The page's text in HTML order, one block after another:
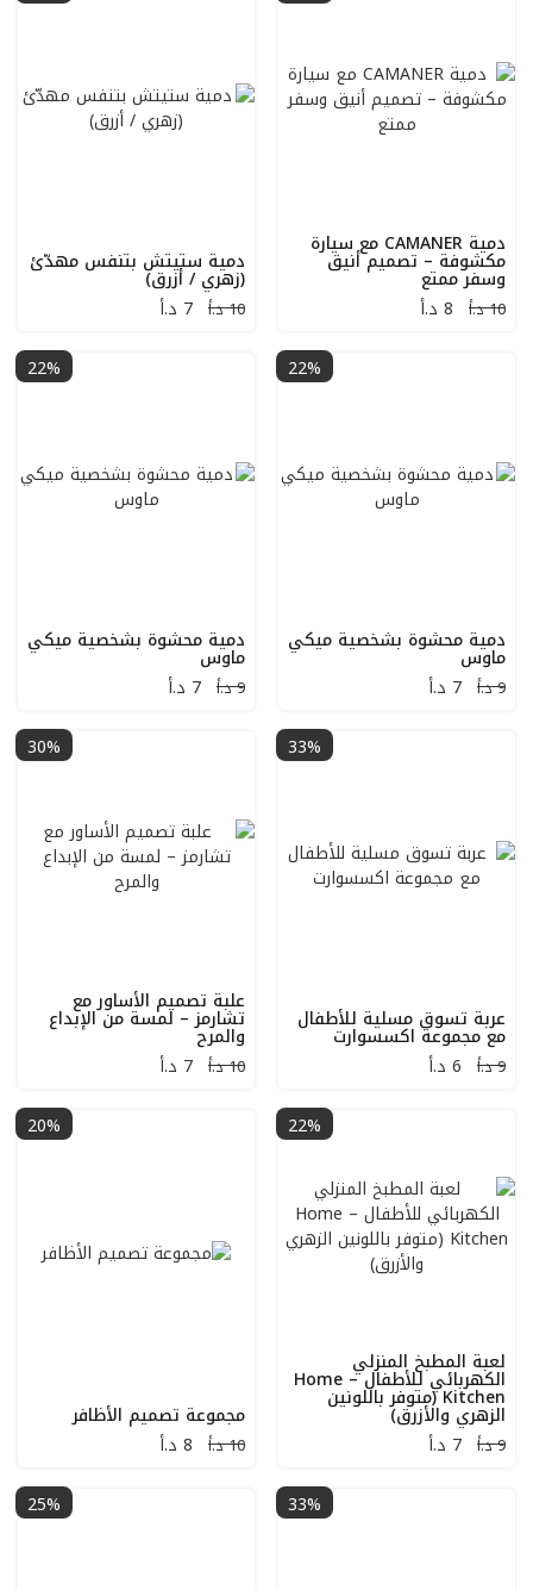
دمية CAMANER مع سيارة
مكشوفة – تصميم أنيق
وسفر ممتع
10 د.أ 8 د.أ
دمية ستيتش بتنفس مهدّئ
(زهري / أزرق)
10 د.أ 7 د.أ
22%
دمية محشوة بشخصية ميكي
ماوس
9 د.أ 7 د.أ
22%
دمية محشوة بشخصية ميكي
ماوس
9 د.أ 7 د.أ
33%
عربة تسوق مسلية للأطفال
مع مجموعة اكسسوارت
9 د.أ 6 د.أ
30%
علبة تصميم الأساور مع
تشارمز – لمسة من الإبداع
والمرح
10 د.أ 7 د.أ
22%
لعبة المطبخ المنزلي
الكهربائي للأطفال – Home
Kitchen (متوفر باللونين
الزهري والأزرق)
9 د.أ 7 د.أ
20%
مجموعة تصميم الأظافر
10 د.أ 8 د.أ
33%
25%